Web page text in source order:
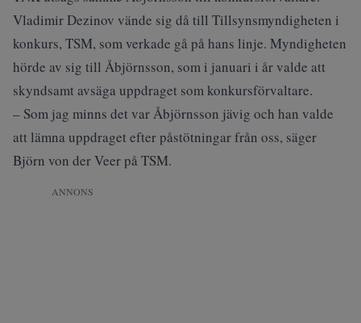
Vladimir Dezinov vände sig då till Tillsynsmyndigheten i
konkurs, TSM, som verkade gå på hans linje. Myndigheten
hörde av sig till Åbjörnsson, som i januari i år valde att
skyndsamt avsäga uppdraget som konkursförvaltare.
– Som jag minns det var Åbjörnsson jävig och han valde
att lämna uppdraget efter påstötningar från oss, säger
Björn von der Veer på TSM.
ANNONS